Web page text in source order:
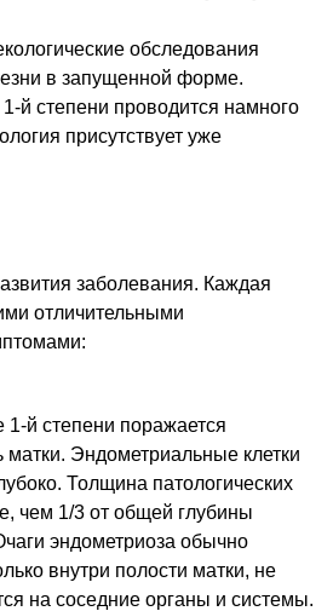
обследования
в запущенной форме.
й степени проводится намного
присутствует уже
заболевания. Каждая
отличительными
й степени поражается
Эндометриальные клетки
Толщина патологических
чем 1/3 от общей глубины
эндометриоза обычно
внутри полости матки, не
на соседние органы и системы.